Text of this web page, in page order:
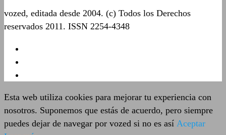
vozed, editada desde 2004. (c) Todos los Derechos
reservados 2011. ISSN 2254-4348
Esta web utiliza cookies para mejorar tu experiencia con
nosotros. Suponemos que estás de acuerdo, pero siempre
puedes dejar de navegar por vozed si no es así Aceptar